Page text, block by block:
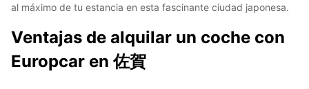
al máximo de tu estancia en esta fascinante ciudad japonesa.
Ventajas de alquilar un coche con
Europcar en 佐賀